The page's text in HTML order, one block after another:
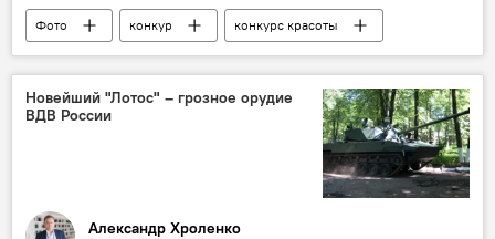
Фото конкур
конкурс красоты
"Мисс Вселенная"
Сальвадор Собрал
Модель
фотолента
Новейший "Лотос" – грозное орудие
ВДВ России
Александр Хроленко